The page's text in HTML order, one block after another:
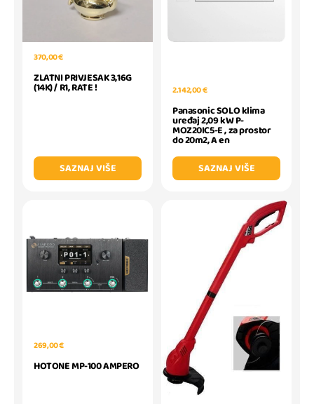
370,00 €
ZLATNI PRIVJESAK 3,16G
(14K) / R1, RATE !
SAZNAJ VIŠE
2.142,00 €
Panasonic SOLO klima
uređaj 2,09 kW P-
MOZ20IC5-E , za prostor
do 20m2, A en
SAZNAJ VIŠE
269,00 €
HOTONE MP-100 AMPERO